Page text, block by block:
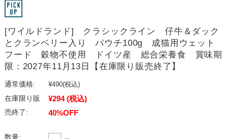
[ワイルドランド] クラシックライン 仔牛＆ダック
とクランベリー入り パウチ100g 成猫用ウェット
フード 穀物不使用 ドイツ産 総合栄養食 賞味期
限：2027年11月13日【在庫限り販売終了】
通常価格: ¥490(税込)
在庫限り販
売終了:
¥294 (税込)
40%OFF
数量: